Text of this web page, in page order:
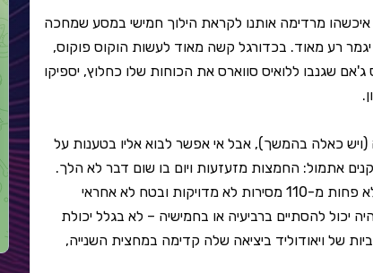
איכשהו מרדימה אותנו לקראת הילוך חמישי במסע שמחכה
רע מאוד. בכדורגל קשה מאוד לעשות הוקוס פוקוס,
ג'אם שגנבו ללואיס סווארס את הכוחות שלו כחלוץ, יספיקו
(ויש כאלה בהמשך), אבל אי אפשר לבוא אליו בטענות על
אתמול: החמצות מזעזעות ויום בו שום דבר לא הלך.
ואלוורדה לא אחראי לכך שהיו לא פחות מ-110 מסירות לא מדויקות ובטח לא אחראי
יכול להסתיים ברביעיה או בחמישיה – לא בגלל יכולת
של ויאודוליד ביציאה שלה קדימה במחצית השנייה,